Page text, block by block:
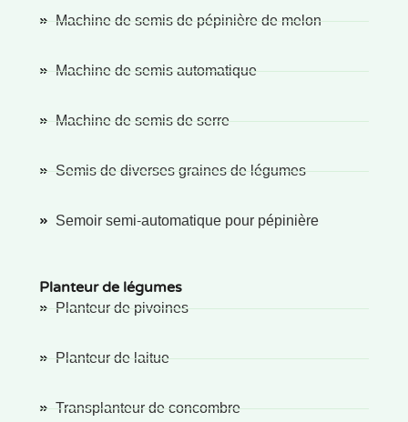
Machine de semis de pépinière de melon
Machine de semis automatique
Machine de semis de serre
Semis de diverses graines de légumes
Semoir semi-automatique pour pépinière
Planteur de légumes
Planteur de pivoines
Planteur de laitue
Transplanteur de concombre